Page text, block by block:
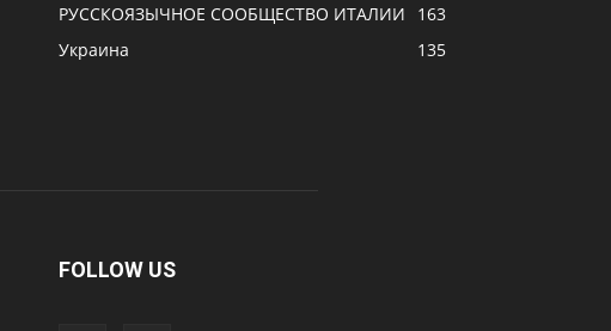
РУССКОЯЗЫЧНОЕ CООБЩЕСТВО ИТАЛИИ
163
Украина
135
FOLLOW US